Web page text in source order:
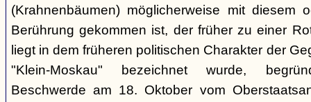
(Krahnenbäumen) möglicherweise mit diesem
Berührung gekommen ist, der früher zu einer
liegt in dem früheren politischen Charakter der
"Klein-Moskau" bezeichnet wurde,
Beschwerde am 18. Oktober vom